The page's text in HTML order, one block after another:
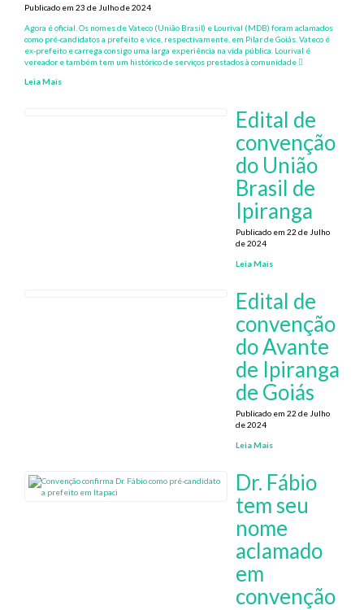
Publicado em 23 de Julho de 2024
Agora é oficial. Os nomes de Vateco (União Brasil) e Lourival (MDB) foram aclamados
como pré-candidatos a prefeito e vice, respectivamente, em Pilar de Goiás. Vateco é
ex-prefeito e carrega consigo uma larga experiência na vida pública. Lourival é
vereador e também tem um histórico de serviços prestados à comunidade
Leia Mais
Edital de
convenção
do União
Brasil de
Ipiranga
Publicado em 22 de Julho
de 2024
Leia Mais
Edital de
convenção
do Avante
de Ipiranga
de Goiás
Publicado em 22 de Julho
de 2024
Leia Mais
Dr. Fábio
tem seu
nome
aclamado
em
convenção